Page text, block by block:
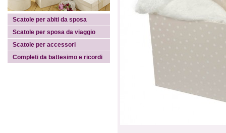
Scatole per abiti da sposa
Scatole per sposa da viaggio
Scatole per accessori
Completi da battesimo e ricordi